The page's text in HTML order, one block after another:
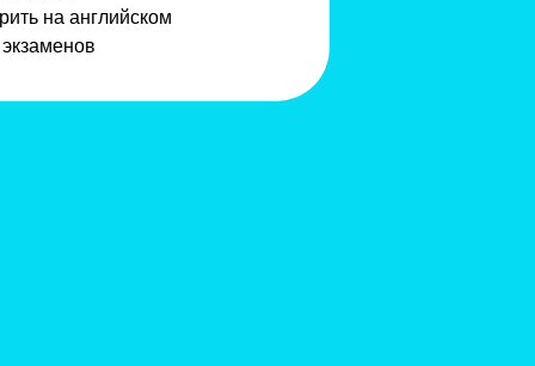
на английском